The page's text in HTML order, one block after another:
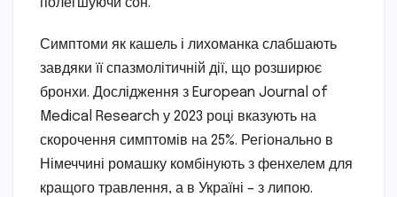
Симптоми як кашель і лихоманка слабшають
завдяки її спазмолітичній дії, що розширює
бронхи. Дослідження з European Journal of
Medical Research у 2023 році вказують на
скорочення симптомів на 25%. Регіонально в
Німеччині ромашку комбінують з фенхелем для
кращого травлення, а в Україні – з липою.